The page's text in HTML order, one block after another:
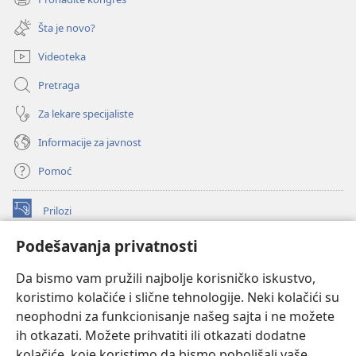
Podešavanja privatnosti
Da bismo vam pružili najbolje korisničko iskustvo,
koristimo kolačiće i slične tehnologije. Neki kolačići su
neophodni za funkcionisanje našeg sajta i ne možete
ih otkazati. Možete prihvatiti ili otkazati dodatne
prozor)
(otvara
novi
prozor)
Šta je novo?
Videoteka
Pretraga
Za lekare specijaliste
Informacije za javnost
Pomoć
Prilozi
(otvara
prozor)ONLAJN BIBLIOTEKA Watchtower
novi
prozor)JW Hub®
(otvara
novi
prozor)
®